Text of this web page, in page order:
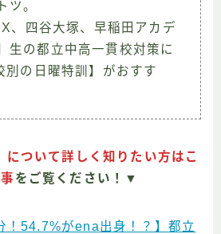
ツ。
、四谷大塚、早稲田アカデ
生の都立中高一貫校対策に
別の日曜特訓】がおすす
ついて詳しく知りたい方はこ
をご覧ください！▼
！54.7%がena出身！？】都立